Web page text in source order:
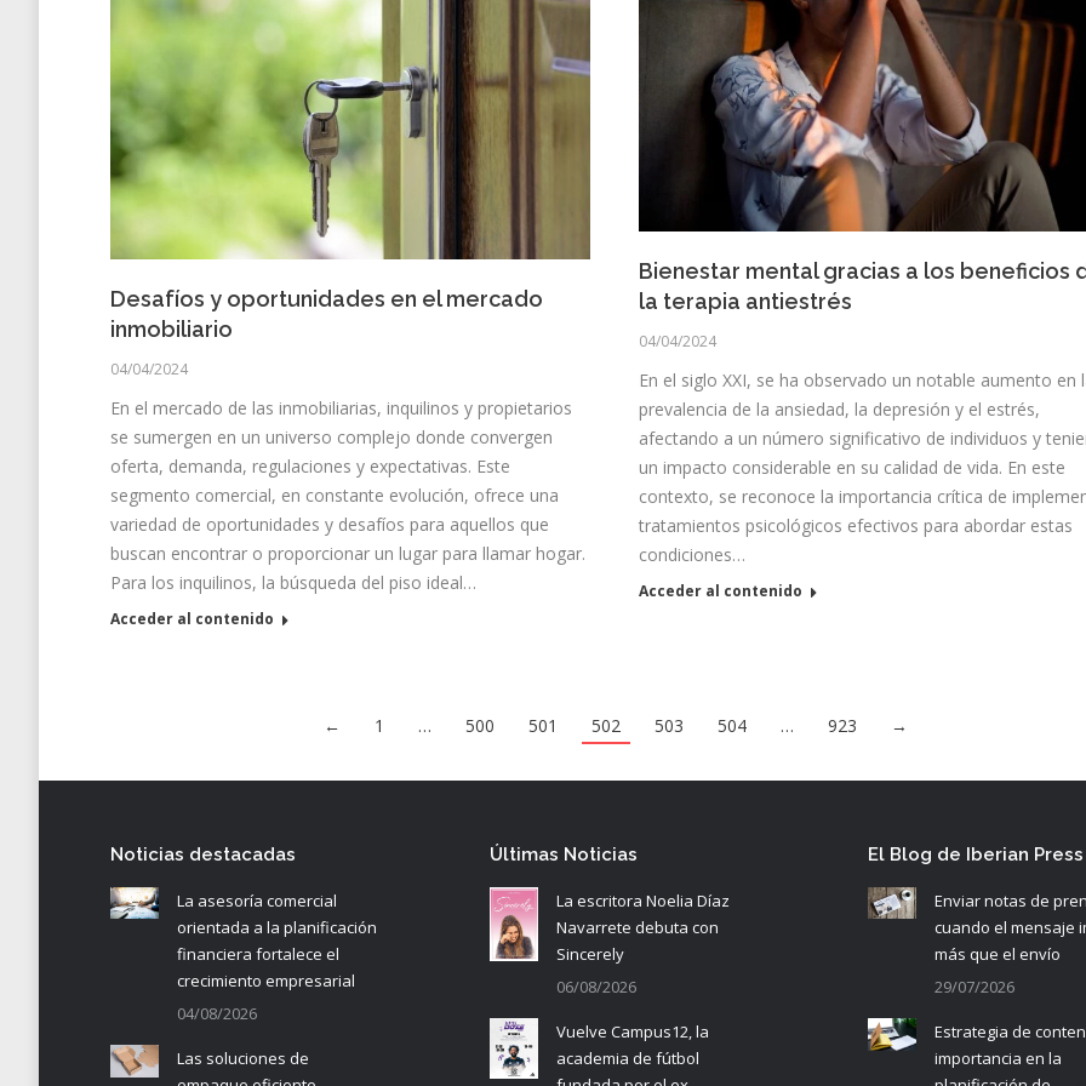
Bienestar mental gracias a los beneficios
la terapia antiestrés
04/04/2024
En el siglo XXI, se ha observado un notable aumento en
prevalencia de la ansiedad, la depresión y el estrés,
afectando a un número significativo de individuos y
un impacto considerable en su calidad de vida. En este
contexto, se reconoce la importancia crítica de
tratamientos psicológicos efectivos para abordar estas
condiciones…
Acceder al contenido
Desafíos y oportunidades en el mercado
inmobiliario
04/04/2024
En el mercado de las inmobiliarias, inquilinos y propietarios
se sumergen en un universo complejo donde convergen
oferta, demanda, regulaciones y expectativas. Este
segmento comercial, en constante evolución, ofrece una
variedad de oportunidades y desafíos para aquellos que
buscan encontrar o proporcionar un lugar para llamar hogar.
Para los inquilinos, la búsqueda del piso ideal…
Acceder al contenido
← 1 … 500 501 502 503 504 … 923 →
Noticias destacadas
La asesoría comercial
orientada a la planificación
financiera fortalece el
crecimiento empresarial
04/08/2026
Las soluciones de
Últimas Noticias
La escritora Noelia Díaz
Navarrete debuta con
Sincerely
06/08/2026
Vuelve Campus12, la
academia de fútbol
El Blog de Iberian Press
Enviar notas de
cuando el mensaje
más que el envío
29/07/2026
Estrategia de
importancia en la